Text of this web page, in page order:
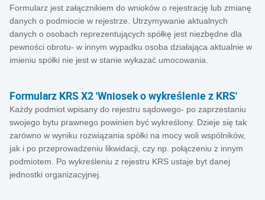
Formularz jest załącznikiem do wnioków o rejestrację lub zmianę
danych o podmiocie w rejestrze. Utrzymywanie aktualnych
danych o osobach reprezentujących spółkę jest niezbędne dla
pewności obrotu- w innym wypadku osoba działająca aktualnie w
imieniu spółki nie jest w stanie wykazać umocowania.
Formularz KRS X2 'Wniosek o wykreślenie z KRS'
Każdy podmiot wpisany do rejestru sądowego- po zaprzestaniu
swojego bytu prawnego powinien być wykreślony. Dzieje się tak
zarówno w wyniku rozwiązania spółki na mocy woli wspólników,
jak i po przeprowadzeniu likwidacji, czy np. połączeniu z innym
podmiotem. Po wykreśleniu z rejestru KRS ustaje byt danej
jednostki organizacyjnej.